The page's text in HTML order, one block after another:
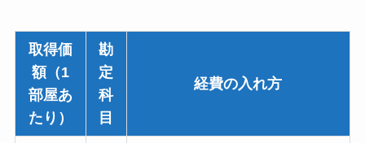
取得価
額（1
部屋あ
たり）
勘
定
科
目
経費の入れ方